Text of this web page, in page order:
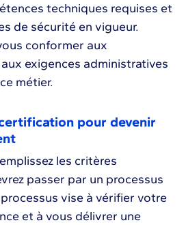
techniques requises et
de sécurité en vigueur.
conformer aux
exigences administratives
métier.
pour devenir
les critères
passer par un processus
vise à vérifier votre
et à vous délivrer une